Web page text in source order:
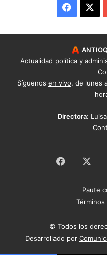
Actualidad política y
Síguenos en vivo, de lunes
Directora:
Facebook
Paute
© Todos los
Desarrollado por